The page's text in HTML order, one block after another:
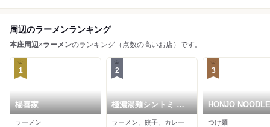
周辺のラーメンランキング
本庄周辺×ラーメンのランキング（点数の高いお店）です。
1
楊喜家
ラーメン
2
極濃湯麺シントミ 本
庄店
ラーメン、餃子、カレー
3
HONJO NOODLE
HOUSE
つけ麺